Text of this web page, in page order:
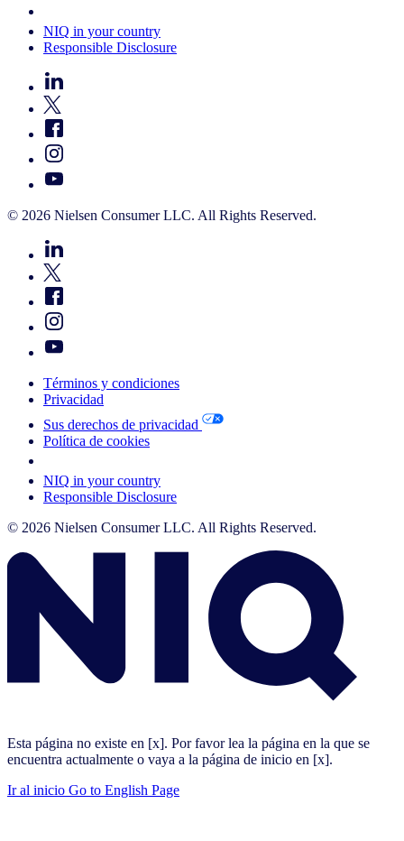
NIQ in your country
Responsible Disclosure
© 2026 Nielsen Consumer LLC. All Rights Reserved.
Términos y condiciones
Privacidad
Sus derechos de privacidad
Política de cookies
NIQ in your country
Responsible Disclosure
© 2026 Nielsen Consumer LLC. All Rights Reserved.
Esta página no existe en [x]. Por favor lea la página en la que se
encuentra actualmente o vaya a la página de inicio en [x].
Ir al inicio Go to English Page